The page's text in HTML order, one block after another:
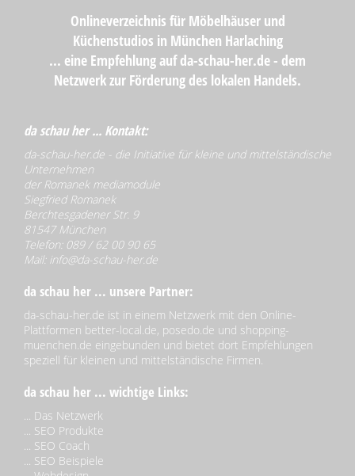
Onlineverzeichnis für Möbelhäuser und
Küchenstudios in München Harlaching
... eine Empfehlung auf da-schau-her.de - dem
Netzwerk zur Förderung des lokalen Handels.
da schau her ... Kontakt:
da-schau-her.de - die Initiative für kleine und mittelständische
Unternehmen
der Romanek mediamodule
Siegfried Romanek
Berchtesgadener Str. 9
81547 München
Telefon: 089 / 62 00 90 65
Mail: info@da-schau-her.de
da schau her ... unsere Partner:
da-schau-her.de ist in einem Netzwerk mit den Online-
Plattformen better-local.de, posedo.de und shopping-
muenchen.de eingebunden und bietet dort Empfehlungen
speziell für kleinen und mittelständische Firmen.
da schau her ... wichtige Links:
Das Netzwerk
SEO Produkte
SEO Coach
SEO Beispiele